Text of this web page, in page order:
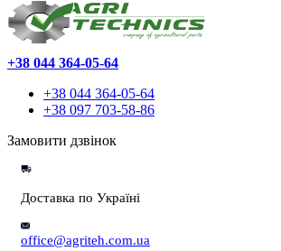
+38 044 364-05-64
+38 044 364-05-64
+38 097 703-58-86
Замовити дзвінок
Доставка по Україні
office@agriteh.com.ua